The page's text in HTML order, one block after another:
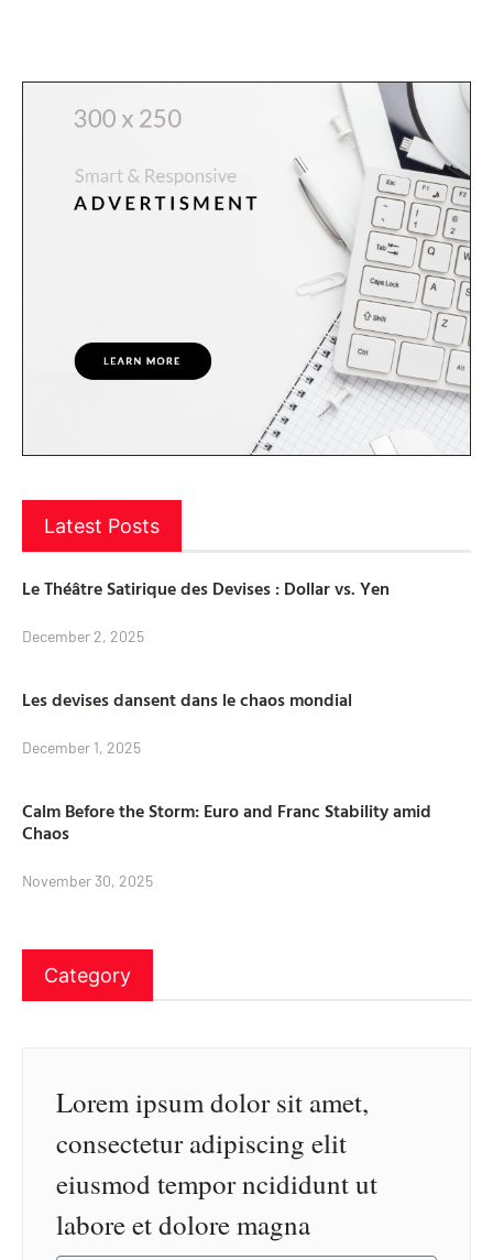
Latest Posts
Le Théâtre Satirique des Devises : Dollar vs. Yen
December 2, 2025
Les devises dansent dans le chaos mondial
December 1, 2025
Calm Before the Storm: Euro and Franc Stability amid
Chaos
November 30, 2025
Category
Lorem ipsum dolor sit amet,
consectetur adipiscing elit
eiusmod tempor ncididunt ut
labore et dolore magna